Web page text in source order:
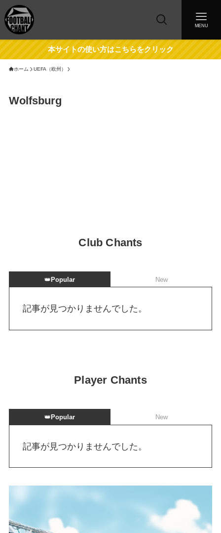
MENU
本サイトの使い方はこちらをクリック
ホーム UEFA（欧州）
Wolfsburg
Club Chants
👑Popular New
記事が見つかりませんでした。
Player Chants
👑 Popular New
記事が見つかりませんでした。